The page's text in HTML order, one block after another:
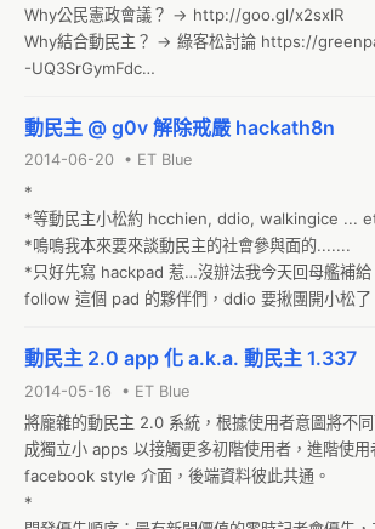
Why公民憲政會議？ → http://goo.gl/x2sxlR
Why結合動民主？ → 綠客松討論 https://
-UQ3SrGymFdc
動民主 @ g0v 解除戒嚴 hackath8n
2014-06-20 • ET Blue
*
*等動民主小松約 hcchien, ddio, walkingice ...
*嗚嗚我本來要來談動民主的社會參與面的.......
*只好先寫 hackpad 惹…沒辦法我今天回母艦補
follow 這個 pad 的夥伴們，ddio 要揪團開小松了
動民主 2.0 app 化 a.k.a. 動民主 1.337
2014-05-16 • ET Blue
將龐雜的動民主 2.0 系統，根據使用者意圖將不
成獨立小 apps 以接觸更多初階使用者，進階使用
facebook style 介面，後端資料彼此共通。
*